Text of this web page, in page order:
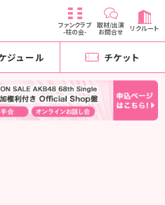
ファンクラブ
-柱の会-
取材/出演
お問合せ リクルート
ジュール チケット